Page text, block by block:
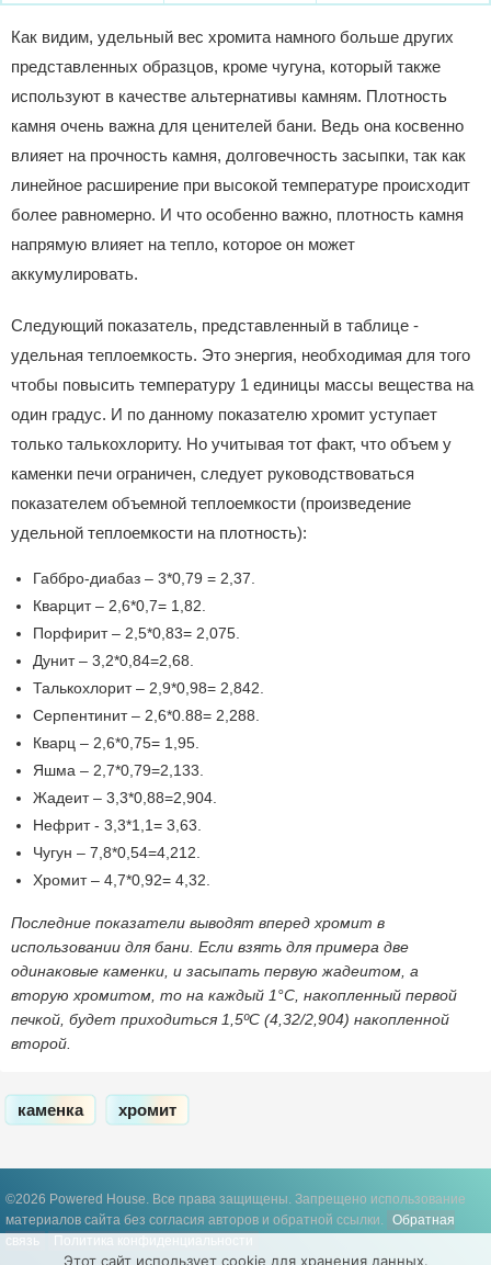
Как видим, удельный вес хромита намного больше других
представленных образцов, кроме чугуна, который также
используют в качестве альтернативы камням. Плотность
камня очень важна для ценителей бани. Ведь она косвенно
влияет на прочность камня, долговечность засыпки, так как
линейное расширение при высокой температуре происходит
более равномерно. И что особенно важно, плотность камня
напрямую влияет на тепло, которое он может
аккумулировать.
Следующий показатель, представленный в таблице -
удельная теплоемкость. Это энергия, необходимая для того
чтобы повысить температуру 1 единицы массы вещества на
один градус. И по данному показателю хромит уступает
только талькохлориту. Но учитывая тот факт, что объем у
каменки печи ограничен, следует руководствоваться
показателем объемной теплоемкости (произведение
удельной теплоемкости на плотность):
Габбро-диабаз – 3*0,79 = 2,37.
Кварцит – 2,6*0,7= 1,82.
Порфирит – 2,5*0,83= 2,075.
Дунит – 3,2*0,84=2,68.
Талькохлорит – 2,9*0,98= 2,842.
Серпентинит – 2,6*0.88= 2,288.
Кварц – 2,6*0,75= 1,95.
Яшма – 2,7*0,79=2,133.
Жадеит – 3,3*0,88=2,904.
Нефрит - 3,3*1,1= 3,63.
Чугун – 7,8*0,54=4,212.
Хромит – 4,7*0,92= 4,32.
Последние показатели выводят вперед хромит в
использовании для бани. Если взять для примера две
одинаковые каменки, и засыпать первую жадеитом, а
вторую хромитом, то на каждый 1°С, накопленный первой
печкой, будет приходиться 1,5ºС (4,32/2,904) накопленной
второй.
каменка хромит
©2026 Powered House. Все права защищены. Запрещено использование
материалов сайта без согласия авторов и обратной ссылки.
Обратная
связь
Политика конфиденциальности
Этот сайт использует cookie для хранения данных.